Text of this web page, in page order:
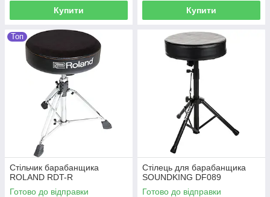
Купити Купити
Топ
Стільчик барабанщика
ROLAND RDT-R
Готово до відправки
Стілець для барабанщика
SOUNDKING DF089
Готово до відправки